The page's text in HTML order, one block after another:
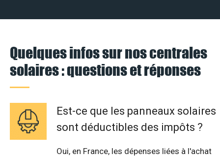
Quelques infos sur nos centrales
solaires : questions et réponses
Est-ce que les panneaux solaires
sont déductibles des impôts ?
Oui, en France, les dépenses liées à l'achat